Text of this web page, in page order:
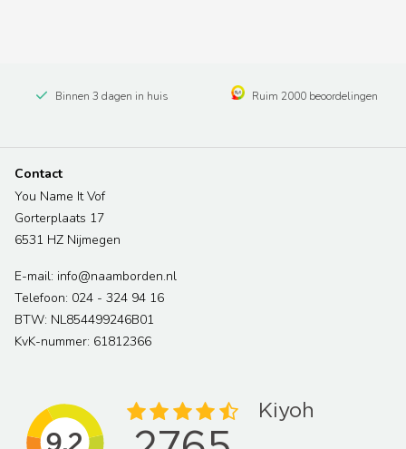
Binnen 3 dagen in huis Ruim 2000 beoordelingen
Contact
You Name It Vof
Gorterplaats 17
6531 HZ Nijmegen
E-mail: info@naamborden.nl
Telefoon: 024 - 324 94 16
BTW: NL854499246B01
KvK-nummer: 61812366